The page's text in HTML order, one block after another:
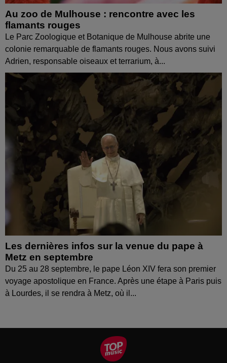
Au zoo de Mulhouse : rencontre avec les
flamants rouges
Le Parc Zoologique et Botanique de Mulhouse abrite une
colonie remarquable de flamants rouges. Nous avons suivi
Adrien, responsable oiseaux et terrarium, à...
Les dernières infos sur la venue du pape à
Metz en septembre
Du 25 au 28 septembre, le pape Léon XIV fera son premier
voyage apostolique en France. Après une étape à Paris puis
à Lourdes, il se rendra à Metz, où il...